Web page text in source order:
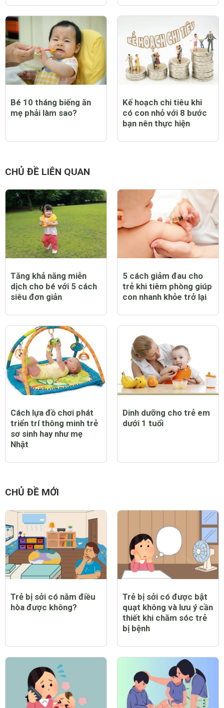
Bé 10 tháng biếng ăn
mẹ phải làm sao?
Kế hoạch chi tiêu khi
có con nhỏ với 8 bước
bạn nên thực hiện
CHỦ ĐỀ LIÊN QUAN
Tăng khả năng miễn
dịch cho bé với 5 cách
siêu đơn giản
5 cách giảm đau cho
trẻ khi tiêm phòng giúp
con nhanh khỏe trở lại
Cách lựa đồ chơi phát
triển trí thông minh trẻ
sơ sinh hay như mẹ
Nhật
Dinh dưỡng cho trẻ em
dưới 1 tuổi
CHỦ ĐỀ MỚI
Trẻ bị sởi có nằm điều
hòa được không?
Trẻ bị sởi có được bật
quạt không và lưu ý cần
thiết khi chăm sóc trẻ
bị bệnh